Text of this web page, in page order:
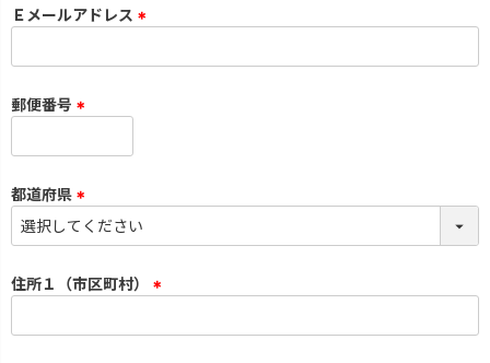
)
Ｅメールアドレス
必
郵便番号
必
)
都道府県
(
必
)
住所１（市区町村）
必